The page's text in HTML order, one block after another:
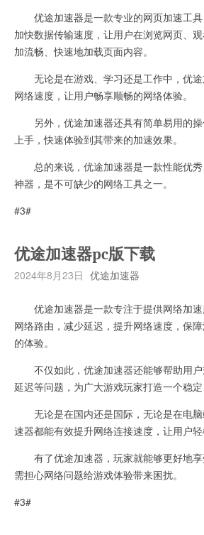
优途加速器是一款专业的网页加速工具
加快数据传输速度，让用户在浏览网页、
加流畅、快速地加载页面内容。
无论是在游戏、学习还是工作中，优途
网络速度，让用户畅享顺畅的网络体验。
另外，优途加速器还具有简单易用的操
上手，快速体验到其带来的加速效果。
总的来说，优途加速器是一款性能优秀
神器，是不可缺少的网络工具之一。
#3#
优途加速器pc版下载
2024年8月23日 优途加速器
优途加速器是一款专注于提供网络加速
网络路由，减少延迟，提升网络速度，保
的体验。
不仅如此，优途加速器还能够帮助用户
延迟等问题，为广大游戏玩家打造一个稳定
无论是在国内还是国际，无论是在电脑
速器都能有效提升网络连接速度，让用户轻
有了优途加速器，玩家就能够更好地享
需担心网络问题给游戏体验带来困扰。
#3#